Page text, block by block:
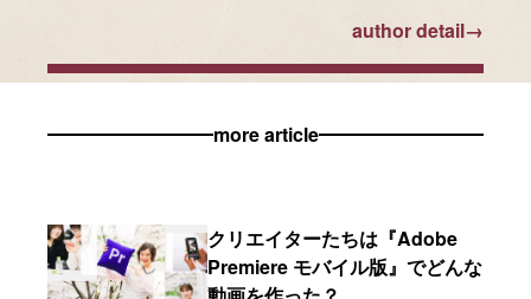
author detail→
more article
クリエイターたちは『Adobe
Premiere モバイル版』でどんな